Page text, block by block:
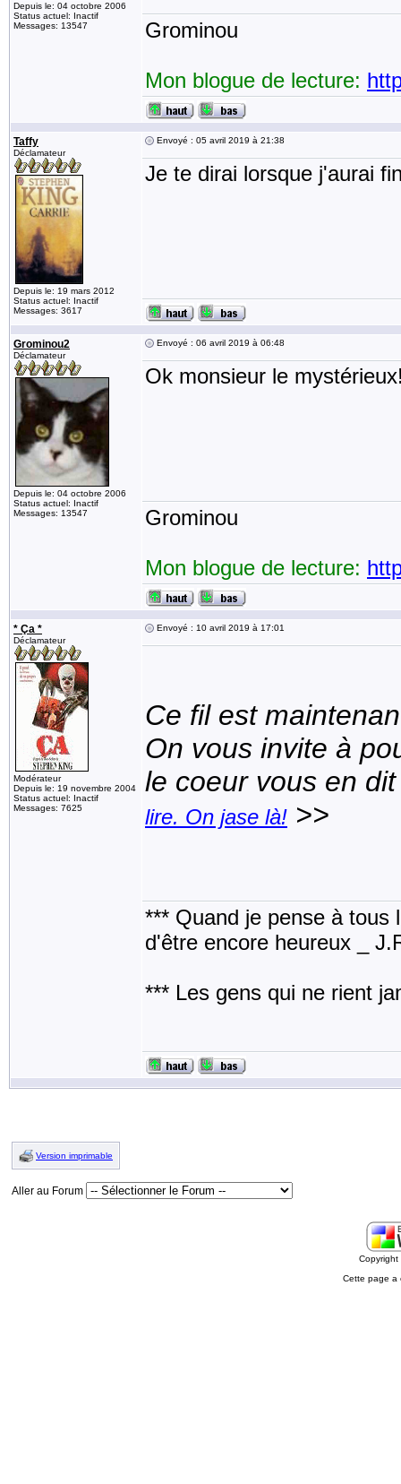
Depuis le: 04 octobre 2006
Status actuel: Inactif
Messages: 13547
Grominou
Mon blogue de lecture:
Taffy
Déclamateur
Depuis le: 19 mars 2012
Status actuel: Inactif
Messages: 3617
Envoyé : 05 avril 2019 à 21:38
Je te dirai lorsque j'aurai
Grominou2
Déclamateur
Depuis le: 04 octobre 2006
Status actuel: Inactif
Messages: 13547
Envoyé : 06 avril 2019 à 06:48
Ok monsieur le
Grominou
Mon blogue de lecture:
* Ça *
Déclamateur
Modérateur
Depuis le: 19 novembre 2004
Status actuel: Inactif
Messages: 7625
Envoyé : 10 avril 2019 à 17:01
Ce fil est
On vous invite à
le coeur vous en
lire. On jase là! >>
*** Quand je pense à tous
d'être encore heureux _
*** Les gens qui ne rient
Version imprimable
Aller au Forum
Cette page a